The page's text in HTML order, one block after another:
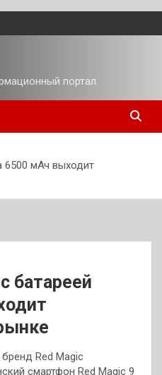
портал.
6500 мАч выходит
батареей
Red Magic
смартфон Red Magic 9